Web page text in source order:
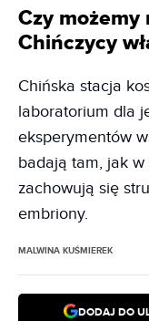
Czy możemy
Chińczycy
Chińska stacja
laboratorium dla
eksperymentów
badają tam, jak
zachowują się
embriony.
MALWINA KUŚMIEREK
DODAJ DO